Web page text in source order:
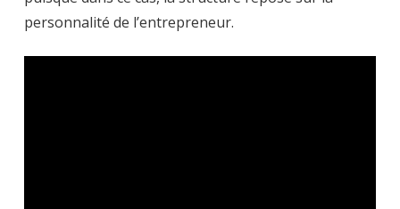
personnalité de l’entrepreneur.